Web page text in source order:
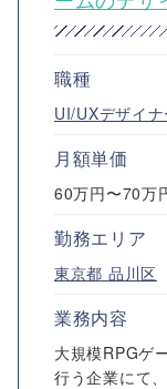
職種
UI/UXデザイナ
月額単価
60万円〜70万
勤務エリア
東京都 品川区
業務内容
大規模RPGゲ
行う企業にて